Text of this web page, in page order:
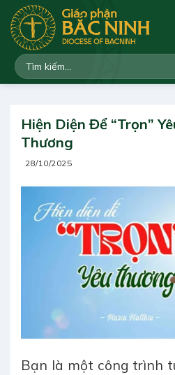
qua
dung
Hiện Diện Để “Trọn”
Thương
28/10/2025
Bạn là một công trình